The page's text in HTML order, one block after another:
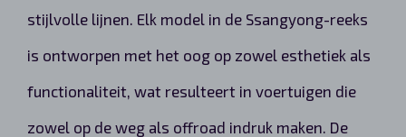
stijlvolle lijnen. Elk model in de Ssangyong-reeks
is ontworpen met het oog op zowel esthetiek als
functionaliteit, wat resulteert in voertuigen die
zowel op de weg als offroad indruk maken. De